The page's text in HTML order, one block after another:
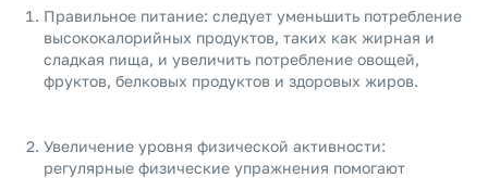
Правильное питание: следует уменьшить потребление
высококалорийных продуктов, таких как жирная и
сладкая пища, и увеличить потребление овощей,
фруктов, белковых продуктов и здоровых жиров.
Увеличение уровня физической активности:
регулярные физические упражнения помогают